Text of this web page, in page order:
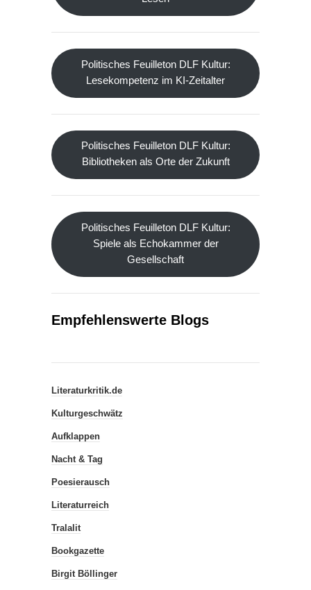
Politisches Feuilleton DLF Kultur:
Lesekompetenz im KI-Zeitalter
Politisches Feuilleton DLF Kultur:
Bibliotheken als Orte der Zukunft
Politisches Feuilleton DLF Kultur:
Spiele als Echokammer der
Gesellschaft
Empfehlenswerte Blogs
Literaturkritik.de
Kulturgeschwätz
Aufklappen
Nacht & Tag
Poesierausch
Literaturreich
Tralalit
Bookgazette
Birgit Böllinger